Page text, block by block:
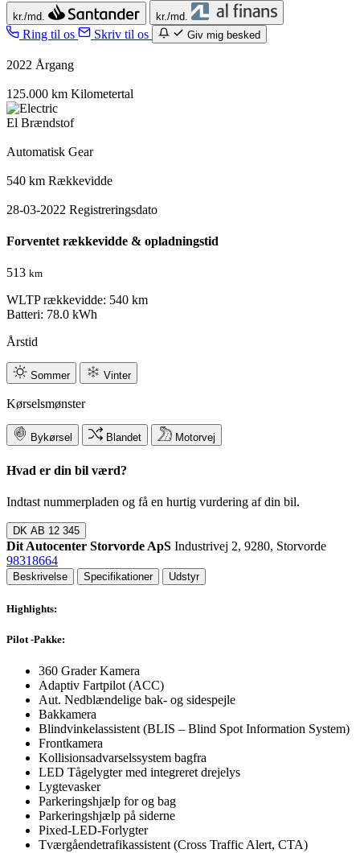
kr./md. kr./md.
Ring til os Skriv til os Giv mig besked
2022 Årgang
125.000 km Kilometertal
El Brændstof
Automatisk Gear
540 km Rækkevidde
28-03-2022 Registreringsdato
Forventet rækkevidde & opladningstid
513 km
WLTP rækkevidde: 540 km
Batteri: 78.0 kWh
Årstid
Sommer Vinter
Kørselsmønster
Bykørsel Blandet Motorvej
Hvad er din bil værd?
Indtast nummerpladen og få en hurtig vurdering af din bil.
DK AB 12 345
Dit Autocenter Storvorde ApS Industrivej 2, 9280, Storvorde
98318664
Beskrivelse Specifikationer Udstyr
Highlights:
Pilot -Pakke:
360 Grader Kamera
Adaptiv Fartpilot (ACC)
Aut. Nedblændelige bak- og sidespejle
Bakkamera
Blindvinkelassistent (BLIS – Blind Spot Information System)
Frontkamera
Kollisionsadvarselssystem bagfra
LED Tågelygter med integreret drejelys
Lygtevasker
Parkeringshjælp for og bag
Parkeringshjælp på siderne
Pixed-LED-Forlygter
Tværgåendetrafikassistent (Cross Traffic Alert, CTA)